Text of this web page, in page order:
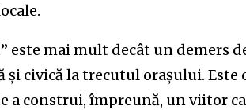
mai mult decât un demers
și civică la trecutul orașului.
a construi, împreună, un viitor